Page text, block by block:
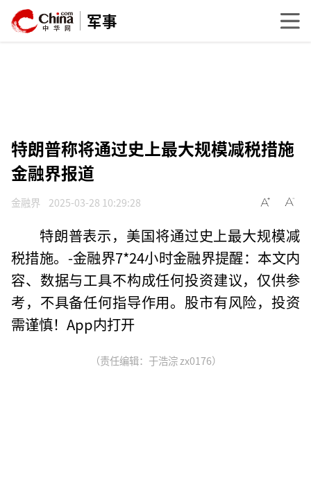
军事
特朗普称将通过史上最大规模减税措施
金融界报道
金融界 2025-03-28 10:29:28
特朗普表示，美国将通过史上最大规模减
税措施。-金融界7*24小时金融界提醒：本文内
容、数据与工具不构成任何投资建议，仅供参
考，不具备任何指导作用。股市有风险，投资
需谨慎！App内打开
（责任编辑：于浩淙 zx0176）